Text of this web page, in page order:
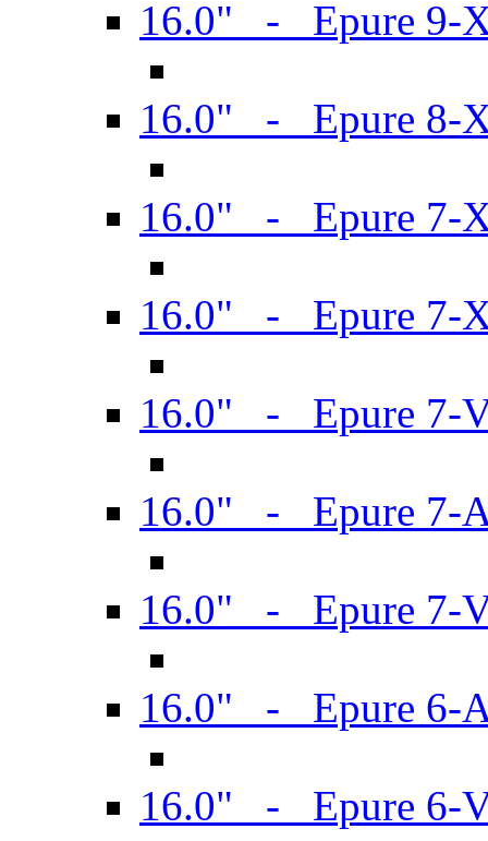
16.0" - Epure 9-
16.0" - Epure 8-
16.0" - Epure 7-
16.0" - Epure 7-
16.0" - Epure 7-
16.0" - Epure 7-
16.0" - Epure 7-
16.0" - Epure 6-
16.0" - Epure 6-